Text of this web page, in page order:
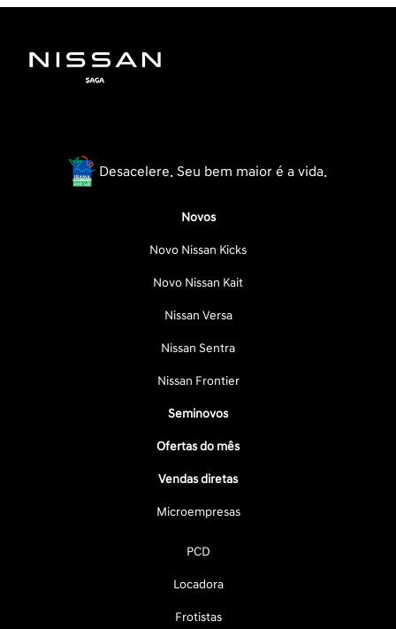
Desacelere. Seu bem maior é a vida.
Novos
Novo Nissan Kicks
Novo Nissan Kait
Nissan Versa
Nissan Sentra
Nissan Frontier
Seminovos
Ofertas do mês
Vendas diretas
Microempresas
PCD
Locadora
Frotistas